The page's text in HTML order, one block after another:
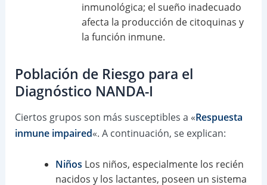
inmunológica; el sueño inadecuado
afecta la producción de citoquinas y
la función inmune.
Población de Riesgo para el
Diagnóstico NANDA-I
Ciertos grupos son más susceptibles a «Respuesta
inmune impaired«. A continuación, se explican:
Niños Los niños, especialmente los recién
nacidos y los lactantes, poseen un sistema